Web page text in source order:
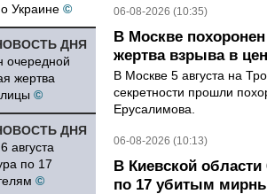
Украине ©
ДНЯ
очередной
жертва
©
ДНЯ
августа
по 17
©
06-08-2026 (10:35)
В Москве
жертва взрыва в
В Москве 5 августа на
секретности прошли
Ерусалимова.
06-08-2026 (10:13)
В Киевской
по 17 убитым